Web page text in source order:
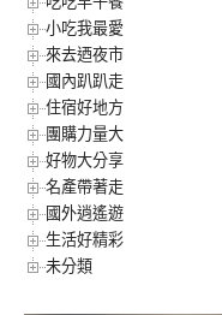
小吃我最愛
來去迺夜市
國內趴趴走
住宿好地方
團購力量大
好物大分享
名產帶著走
國外逍遙遊
生活好精彩
未分類